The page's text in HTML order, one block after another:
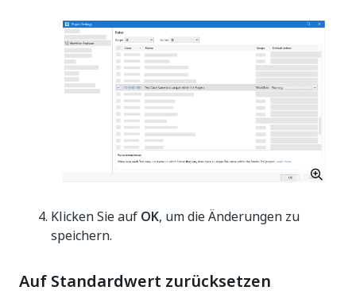
Klicken Sie auf OK, um die Änderungen zu
speichern.
Auf Standardwert zurücksetzen